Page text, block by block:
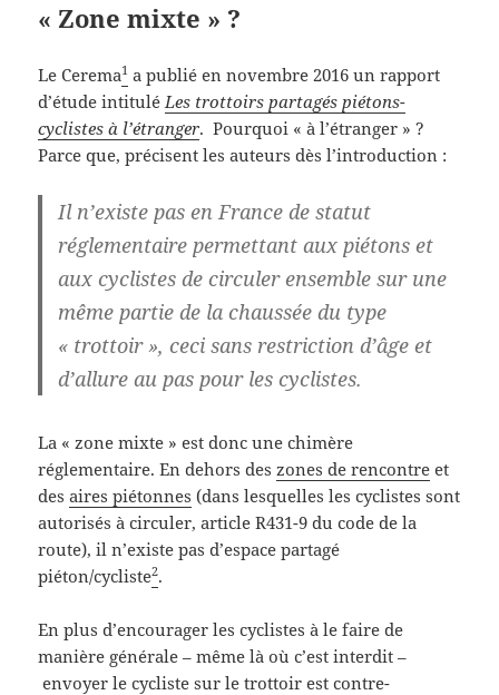
« Zone mixte » ?
Le Cerema1 a publié en novembre 2016 un rapport
d’étude intituléLes trottoirs partagés piétons-
cyclistes à l’étranger. Pourquoi « à l’étranger » ?
Parce que, précisent les auteurs dès l’introduction :
Il n’existe pas en France de statut
réglementaire permettant aux piétons et
aux cyclistes de circuler ensemble sur une
même partie de la chaussée du type
« trottoir », ceci sans restriction d’âge et
d’allure au pas pour les cyclistes.
La « zone mixte » est donc une chimère
réglementaire. En dehors deszones de rencontre et
desaires piétonnes (dans lesquelles les cyclistes sont
autorisés à circuler, article R431-9 du code de la
route), il n’existe pas d’espace partagé
piéton/cycliste2.
En plus d’encourager les cyclistes à le faire de
manière générale – même là où c’est interdit –
envoyer le cycliste sur le trottoir est contre-